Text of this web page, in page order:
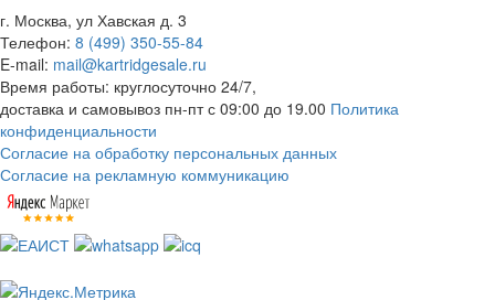
г. Москва, ул Хавская д. 3
Телефон: 8 (499) 350-55-84
E-mail: mail@kartridgesale.ru
Время работы: круглосуточно 24/7,
доставка и самовывоз пн-пт с 09:00 до 19.00 Политика
конфиденциальности
Согласие на обработку персональных данных
Согласие на рекламную коммуникацию